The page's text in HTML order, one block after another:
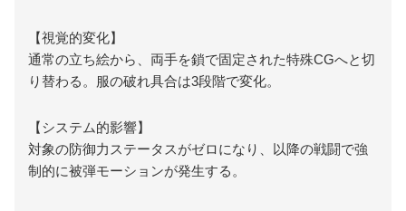
【視覚的変化】
通常の立ち絵から、両手を鎖で固定された特殊CGへと切
り替わる。服の破れ具合は3段階で変化。
【システム的影響】
対象の防御力ステータスがゼロになり、以降の戦闘で強
制的に被弾モーションが発生する。